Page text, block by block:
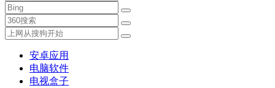
安卓应用
电脑软件
电视盒子